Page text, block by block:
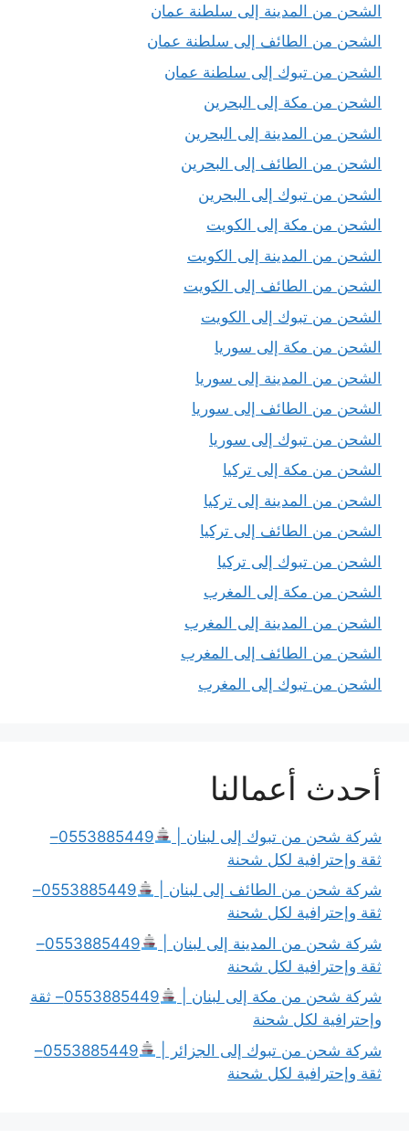
الشحن من المدينة إلى سلطنة عمان
الشحن من الطائف إلى سلطنة عمان
الشحن من تبوك إلى سلطنة عمان
الشحن من مكة إلى البحرين
الشحن من المدينة إلى البحرين
الشحن من الطائف إلى البحرين
الشحن من تبوك إلى البحرين
الشحن من مكة إلى الكويت
الشحن من المدينة إلى الكويت
الشحن من الطائف إلى الكويت
الشحن من تبوك إلى الكويت
الشحن من مكة إلى سوريا
الشحن من المدينة إلى سوريا
الشحن من الطائف إلى سوريا
الشحن من تبوك إلى سوريا
الشحن من مكة إلى تركيا
الشحن من المدينة إلى تركيا
الشحن من الطائف إلى تركيا
الشحن من تبوك إلى تركيا
الشحن من مكة إلى المغرب
الشحن من المدينة إلى المغرب
الشحن من الطائف إلى المغرب
الشحن من تبوك إلى المغرب
أحدث أعمالنا
شركة شحن من تبوك إلى لبنان |
0553885449–
ثقة وإحترافية لكل شحنة
شركة شحن من الطائف إلى لبنان |
0553885449–
ثقة وإحترافية لكل شحنة
شركة شحن من المدينة إلى لبنان |
0553885449–
ثقة وإحترافية لكل شحنة
شركة شحن من مكة إلى لبنان |
0553885449– ثقة
وإحترافية لكل شحنة
شركة شحن من تبوك إلى الجزائر |
0553885449–
ثقة وإحترافية لكل شحنة